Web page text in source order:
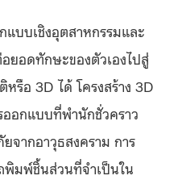
บบเชิงอุตสาหกรรมและ
ยอดทักษะของตัวเองไปสู่
รือ 3D ได้ โครงสร้าง 3D
อกแบบที่พำนักชั่วคราว
จากอาวุธสงคราม การ
มพ์ชิ้นส่วนที่จำเป็นใน